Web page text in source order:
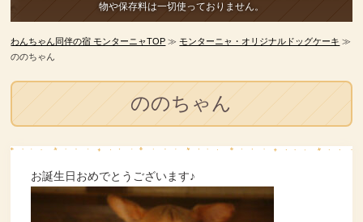
物や保存料は一切使っておりません。
わんちゃん同伴の宿 モンターニャTOP ≫モンターニャ・オリジナルドッグケーキ ≫
ののちゃん
ののちゃん
お誕生日おめでとうございます♪